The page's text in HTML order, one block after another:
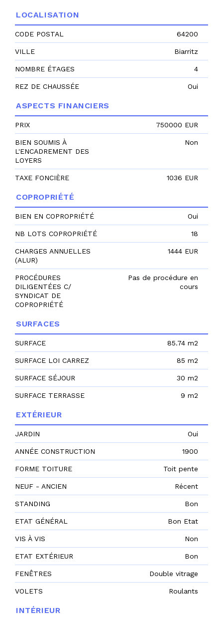
LOCALISATION
CODE POSTAL 64200
VILLE Biarritz
NOMBRE ÉTAGES 4
REZ DE CHAUSSÉE Oui
ASPECTS FINANCIERS
PRIX 750000 EUR
BIEN SOUMIS À
L'ENCADREMENT DES
LOYERS
Non
TAXE FONCIÈRE 1036 EUR
COPROPRIÉTÉ
BIEN EN COPROPRIÉTÉ Oui
NB LOTS COPROPRIÉTÉ 18
CHARGES ANNUELLES
(ALUR)
1444 EUR
PROCÉDURES
DILIGENTÉES C/
SYNDICAT DE
COPROPRIÉTÉ
Pas de procédure en
cours
SURFACES
SURFACE 85.74 m2
SURFACE LOI CARREZ 85 m2
SURFACE SÉJOUR 30 m2
SURFACE TERRASSE 9 m2
EXTÉRIEUR
JARDIN Oui
ANNÉE CONSTRUCTION 1900
FORME TOITURE Toit pente
NEUF - ANCIEN Récent
STANDING Bon
ETAT GÉNÉRAL Bon Etat
VIS À VIS Non
ETAT EXTÉRIEUR Bon
FENÊTRES Double vitrage
VOLETS Roulants
INTÉRIEUR